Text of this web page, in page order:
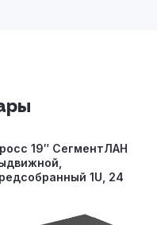
19″ СегментЛАН
1U, 24
панель,